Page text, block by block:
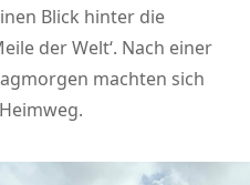
Blick hinter die
der Welt‘. Nach einer
machten sich